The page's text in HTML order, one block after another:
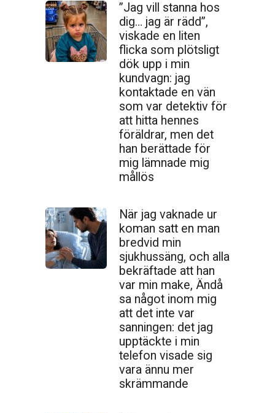
”Jag vill stanna hos
dig… jag är rädd”,
viskade en liten
flicka som plötsligt
dök upp i min
kundvagn: jag
kontaktade en vän
som var detektiv för
att hitta hennes
föräldrar, men det
han berättade för
mig lämnade mig
mållös
När jag vaknade ur
koman satt en man
bredvid min
sjukhussäng, och alla
bekräftade att han
var min make, Ändå
sa något inom mig
att det inte var
sanningen: det jag
upptäckte i min
telefon visade sig
vara ännu mer
skrämmande